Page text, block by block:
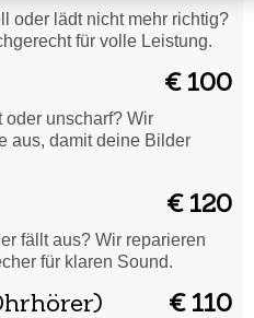
oder lädt nicht mehr richtig?
für volle Leistung.
€ 100
oder unscharf? Wir
aus, damit deine Bilder
€ 120
fällt aus? Wir reparieren
für klaren Sound.
€ 110